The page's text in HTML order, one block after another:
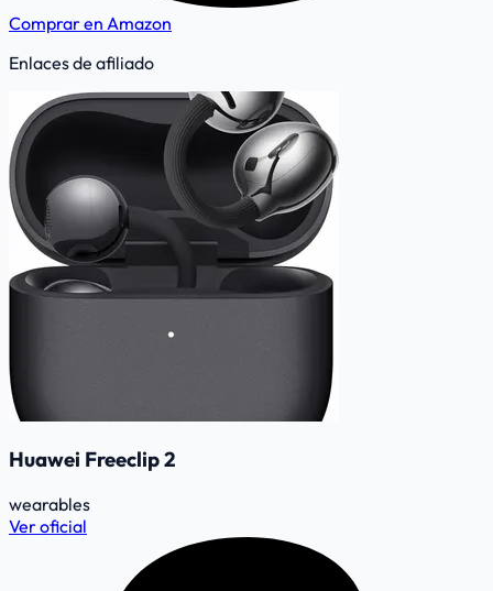
Comprar en Amazon
Enlaces de afiliado
Huawei Freeclip 2
wearables
Ver oficial